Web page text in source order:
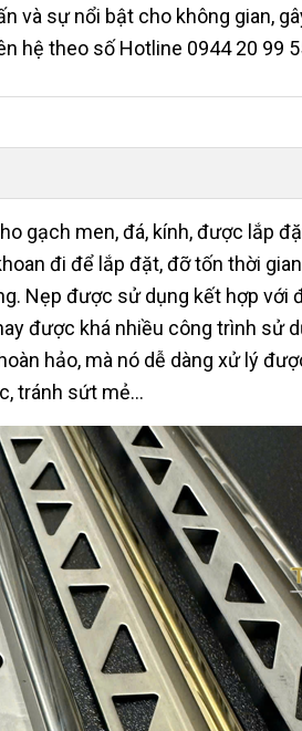
và sự nổi bật cho không gian,
hệ theo số Hotline 0944 20 99
gạch men, đá, kính, được lắp
đi để lắp đặt, đỡ tốn thời
Nẹp được sử dụng kết hợp với
được khá nhiều công trình sử
hảo, mà nó dễ dàng xử lý
tránh sứt mẻ...